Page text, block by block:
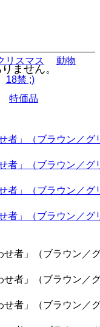
ません。
リスマス
動物
18禁 ;)
特価品